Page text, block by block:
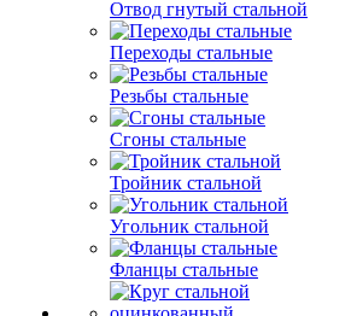
Отвод гнутый стальной
Переходы стальные
Резьбы стальные
Сгоны стальные
Тройник стальной
Угольник стальной
Фланцы стальные